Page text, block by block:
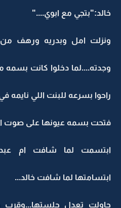
خالد:"بتجي مع ابوي...."
ونزلت امل وبدريه ورهف
وجدته....لما دخلوا كانت
راحوا بسرعه للبنت اللي نايمه
فتحت بسمه عيونها على صوت
ابتسمت لما شافت ام عبد
ابتسامتها لما شافت خالد...
حاولت تعدل جلستها...وقرب